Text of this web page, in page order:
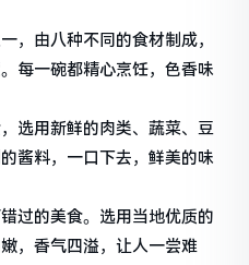
，由八种不同的食材制成，
每一碗都精心烹饪，色香味
选用新鲜的肉类、蔬菜、豆
酱料，一口下去，鲜美的味
过的美食。选用当地优质的
，香气四溢，让人一尝难